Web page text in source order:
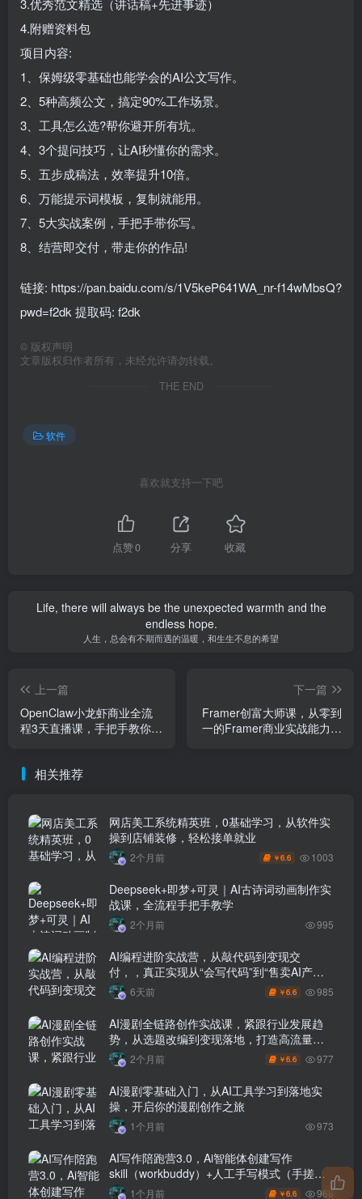
3.优秀范文精选（讲话稿+先进事迹）
4.附赠资料包
项目内容:
1、保姆级零基础也能学会的AI公文写作。
2、5种高频公文，搞定90%工作场景。
3、工具怎么选?帮你避开所有坑。
4、3个提问技巧，让AI秒懂你的需求。
5、五步成稿法，效率提升10倍。
6、万能提示词模板，复制就能用。
7、5大实战案例，手把手带你写。
8、结营即交付，带走你的作品!
链接: https://pan.baidu.com/s/1V5keP641WA_nr-f14wMbsQ?
pwd=f2dk 提取码: f2dk
© 版权声明
文章版权归作者所有，未经允许请勿转载。
THE END
软件
喜欢就支持一下吧
点赞0 分享 收藏
Life, there will always be the unexpected warmth and the
endless hope.
人生，总会有不期而遇的温暖，和生生不息的希望
上一篇
OpenClaw小龙虾商业全流
程3天直播课，手把手教你用
下一篇
Framer创富大师课，从零到
一的Framer商业实战能力，
相关推荐
网店美工系统精英班，0基础学习，从软件实
操到店铺装修，轻松接单就业
2个月前 ￥6.6 1003
Deepseek+即梦+可灵｜AI古诗词动画制作实
战课，全流程手把手教学
2个月前 995
AI编程进阶实战营，从敲代码到变现交
付，，真正实现从“会写代码”到“售卖AI产品
盈利”的跨越
6天前 ￥6.6 985
AI漫剧全链路创作实战课，紧跟行业发展趋
势，从选题改编到变现落地，打造高流量优
质作品2个月前 ￥6.6 977
AI漫剧零基础入门，从AI工具学习到落地实
操，开启你的漫剧创作之旅
1个月前 973
AI写作陪跑营3.0，Ai智能体创建写作
skill（workbuddy）+人工手写模式（手搓模
式），去除AI痕迹（头条号、公众号、百家
1个月前 ￥6.6 968